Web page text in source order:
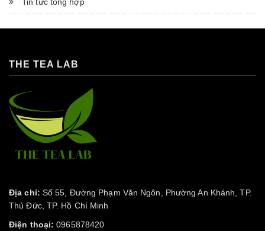
THE TEA LAB
Địa chỉ: Số 55, Đường Phạm Văn Ngôn, Phường An Khánh, TP.
Thủ Đức, TP. Hồ Chí Minh
Điện thoại: 0965878420